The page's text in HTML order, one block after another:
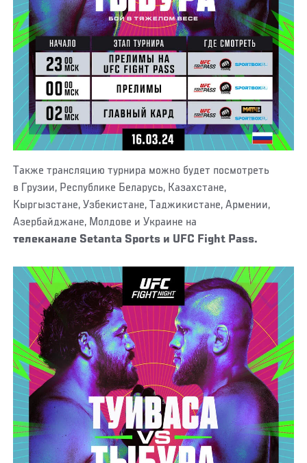
Также трансляцию турнира можно будет посмотреть
в Грузии, Республике Беларусь, Казахстане,
Кыргызстане, Узбекистане, Таджикистане, Армении,
Азербайджане, Молдове и Украине на
телеканале Setanta Sports и UFC Fight Pass.